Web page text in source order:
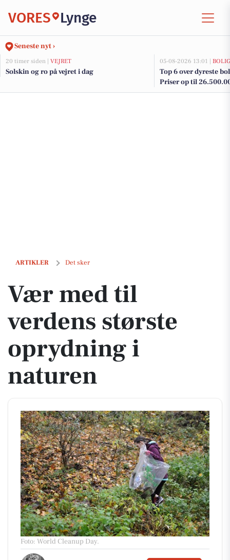
VORES Lynge
Seneste nyt ›
20 timer siden | VEJRET
Solskin og ro på vejret i dag
05-08-2026 13:01 |
Top 6 over dyreste
Priser op til
ARTIKLER Det sker
Vær med til verdens største oprydning i naturen
Vær med til
verdens største
oprydning i
naturen
Foto: World Cleanup Day.